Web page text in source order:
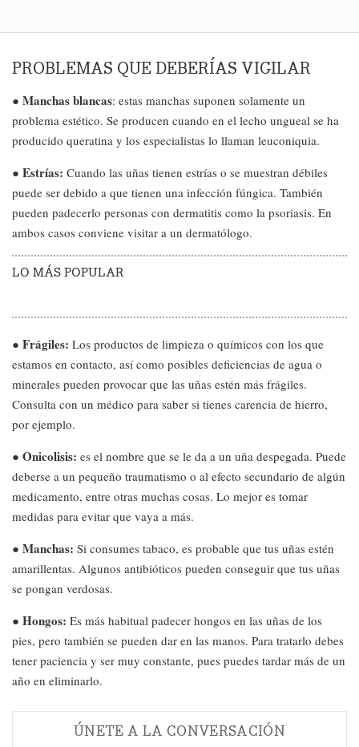
PROBLEMAS QUE DEBERÍAS VIGILAR
● Manchas blancas: estas manchas suponen solamente un
problema estético. Se producen cuando en el lecho ungueal se ha
producido queratina y los especialistas lo llaman leuconiquia.
● Estrías: Cuando las uñas tienen estrías o se muestran débiles
puede ser debido a que tienen una infección fúngica. También
pueden padecerlo personas con dermatitis como la psoriasis. En
ambos casos conviene visitar a un dermatólogo.
LO MÁS POPULAR
● Frágiles: Los productos de limpieza o químicos con los que
estamos en contacto, así como posibles deficiencias de agua o
minerales pueden provocar que las uñas estén más frágiles.
Consulta con un médico para saber si tienes carencia de hierro,
por ejemplo.
● Onicolisis: es el nombre que se le da a un uña despegada. Puede
deberse a un pequeño traumatismo o al efecto secundario de algún
medicamento, entre otras muchas cosas. Lo mejor es tomar
medidas para evitar que vaya a más.
● Manchas: Si consumes tabaco, es probable que tus uñas estén
amarillentas. Algunos antibióticos pueden conseguir que tus uñas
se pongan verdosas.
● Hongos: Es más habitual padecer hongos en las uñas de los
pies, pero también se pueden dar en las manos. Para tratarlo debes
tener paciencia y ser muy constante, pues puedes tardar más de un
año en eliminarlo.
ÚNETE A LA CONVERSACIÓN